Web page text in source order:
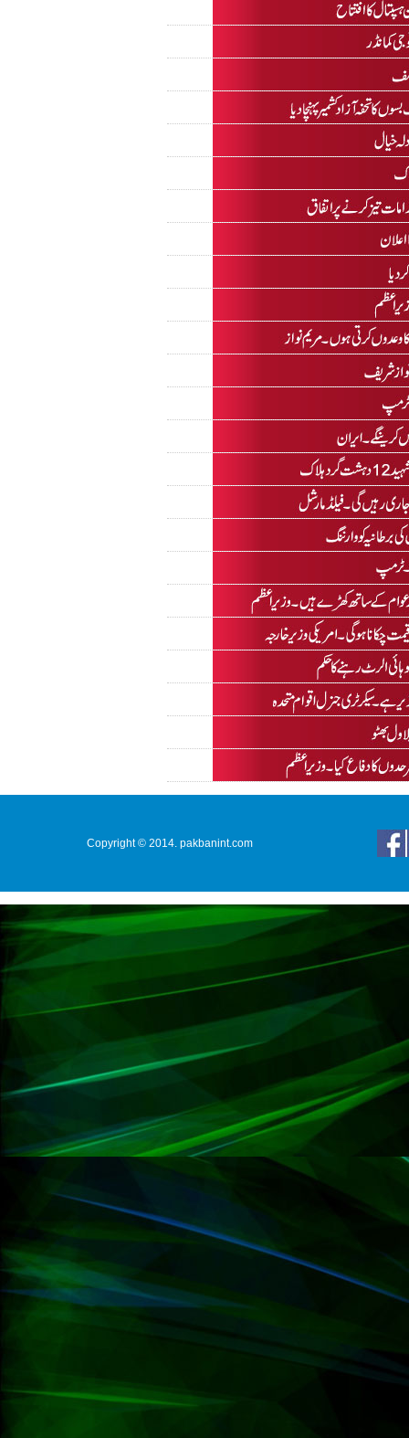
Copyright © 2014. pakbanint.com